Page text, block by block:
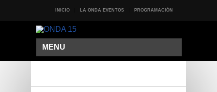
INICIO LA ONDA EVENTOS PROGRAMACIÓN
MENU